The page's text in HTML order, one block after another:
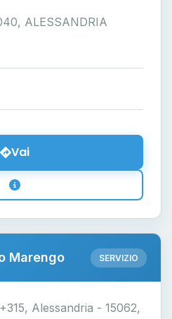
ALESSANDRIA
Vai
Marengo SERVIZIO
Alessandria - 15062,